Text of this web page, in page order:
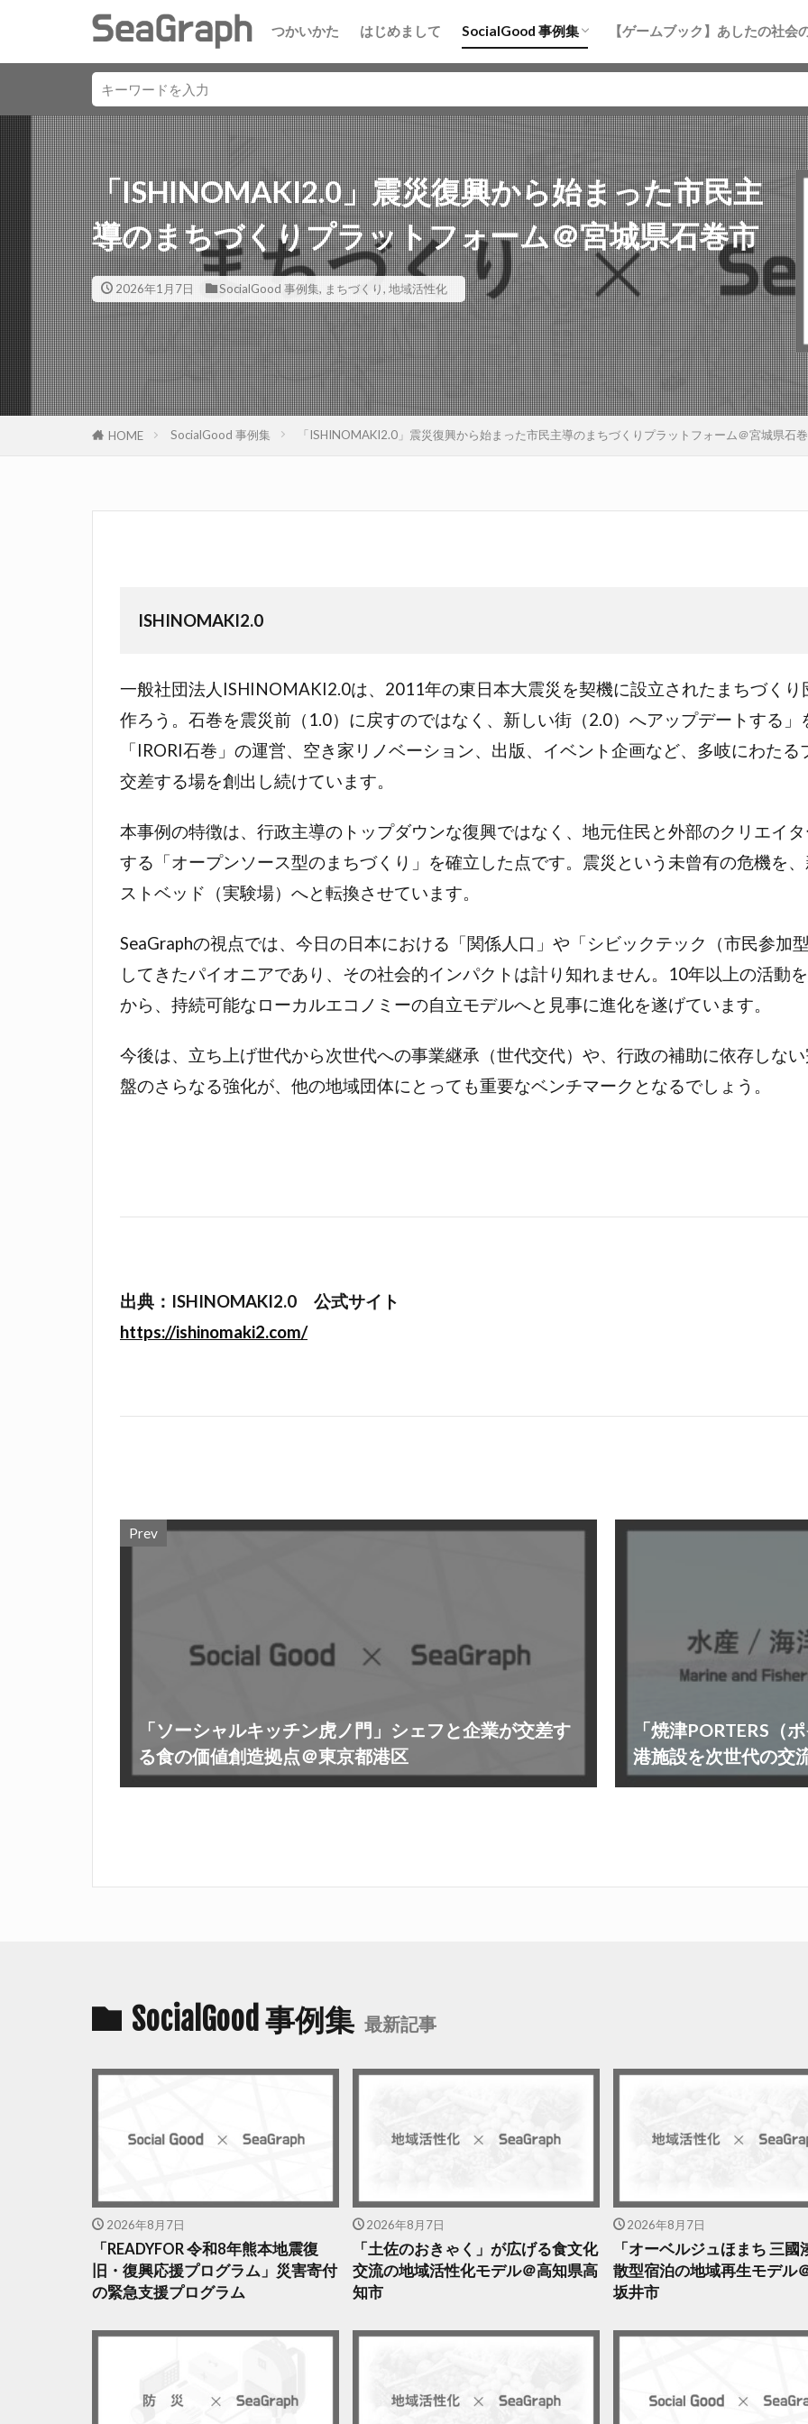
つかいかた はじめまして SocialGood 事例集
まちづくり
防災
地域活性化
水産・海洋
教育
【ゲームブック】あしたの社会
「ISHINOMAKI2.0」震災復興から始まった市民主
導のまちづくりプラットフォーム＠宮城県石巻市
2026年1月7日 SocialGood 事例集, まちづくり, 地域活性化
HOME SocialGood 事例集 「ISHINOMAKI2.0」震災復興から始まった市民主導のまちづくりプラットフォーム＠宮城県石
ISHINOMAKI2.0
一般社団法人ISHINOMAKI2.0は、2011年の東日本大震災を契機に設立されたまちづく
作ろう。石巻を震災前（1.0）に戻すのではなく、新しい街（2.0）へアップデートする
「IRORI石巻」の運営、空き家リノベーション、出版、イベント企画など、多岐にわた
交差する場を創出し続けています。
本事例の特徴は、行政主導のトップダウンな復興ではなく、地元住民と外部のクリエイ
する「オープンソース型のまちづくり」を確立した点です。震災という未曾有の危機を
ストベッド（実験場）へと転換させています。
SeaGraphの視点では、今日の日本における「関係人口」や「シビックテック（市民参加
してきたパイオニアであり、その社会的インパクトは計り知れません。10年以上の活動
から、持続可能なローカルエコノミーの自立モデルへと見事に進化を遂げています。
今後は、立ち上げ世代から次世代への事業継承（世代交代）や、行政の補助に依存しな
盤のさらなる強化が、他の地域団体にとっても重要なベンチマークとなるでしょう。
出典：ISHINOMAKI2.0 公式サイト
https://ishinomaki2.com/
Prev
「ソーシャルキッチン虎ノ門」シェフと企業が交差す
る食の価値創造拠点＠東京都港区
「焼津PORTERS（
港施設を次世代の交
SocialGood 事例集 最新記事
2026年8月7日
「READYFOR 令和8年熊本地震復
旧・復興応援プログラム」災害寄付
の緊急支援プログラム
2026年8月7日
「土佐のおきゃく」が広げる食文化
交流の地域活性化モデル＠高知県高
知市
2026年8月7日
「オーベルジュほまち 三國
散型宿泊の地域再生モデル
坂井市